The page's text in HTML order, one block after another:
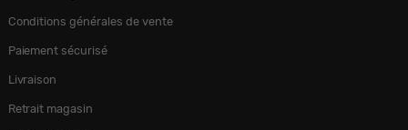
Conditions générales de vente
Paiement sécurisé
Livraison
Retrait magasin